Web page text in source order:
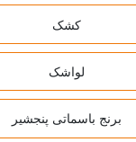
کشک
لواشک
برنج باسماتی پنجشیر